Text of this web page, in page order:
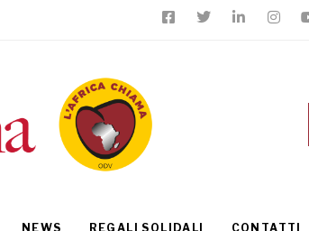
NEWS REGALI SOLIDALI CONTATTI